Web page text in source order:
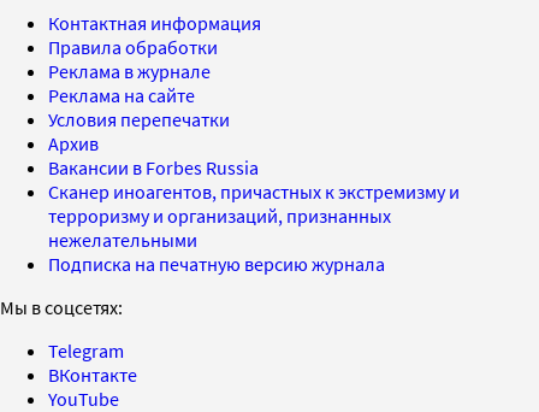
Контактная информация
Правила обработки
Реклама в журнале
Реклама на сайте
Условия перепечатки
Архив
Вакансии в Forbes Russia
Сканер иноагентов, причастных к экстремизму и
терроризму и организаций, признанных
нежелательными
Подписка на печатную версию журнала
Мы в соцсетях:
Telegram
ВКонтакте
YouTube